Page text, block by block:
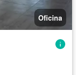
Oficina